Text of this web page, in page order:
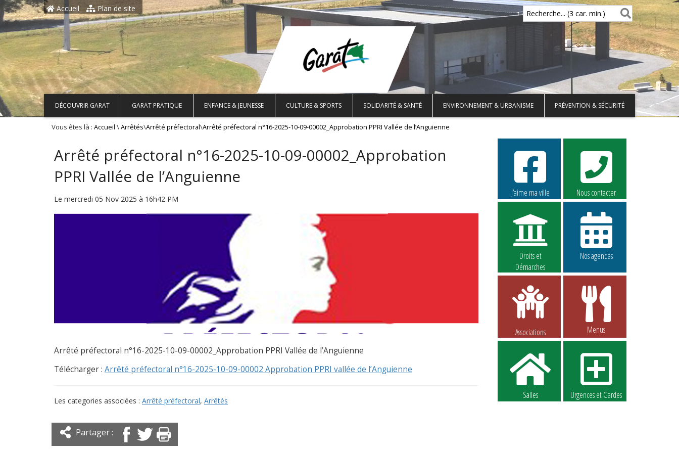
Aller au contenu principal
Accueil Plan de site
Recherche... (3 car. min.)
DÉCOUVRIR GARAT GARAT PRATIQUE ENFANCE & JEUNESSE CULTURE & SPORTS SOLIDARITÉ & SANTÉ ENVIRONNEMENT & URBANISME PRÉVENTION & SÉCURITÉ
Vous êtes là : Accueil \Arrêtés\Arrêté préfectoral\Arrêté préfectoral n°16-2025-10-09-00002_Approbation PPRI Vallée de l’Anguienne
Arrêté préfectoral n°16-2025-10-09-00002_Approbation
PPRI Vallée de l’Anguienne
Le mercredi 05 Nov 2025 à 16h42 PM
Arrêté préfectoral n°16-2025-10-09-00002_Approbation PPRI Vallée de l’Anguienne
Télécharger : Arrêté préfectoral n°16-2025-10-09-00002 Approbation PPRI vallée de l’Anguienne
Les categories associées : Arrêté préfectoral, Arrêtés
J’aime ma ville Nous contacter
Droits et
Démarches
Nos agendas
Associations Menus
Salles Urgences et Gardes
Partager :